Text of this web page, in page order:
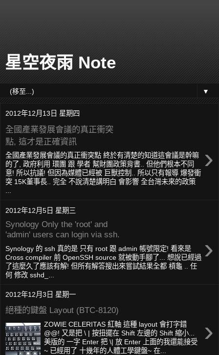
星空夜雨 Note
▼
2012年12月13日 星期四
全國產業發展會議的真正衝突
點, 這才是正確資訊
›
全國產業發展會議的真正衝突點 終於有清楚的知道這會議是幹嘛
的了, 政府利用 環團 跟 學者 幫財團政策背書.. 但他們根本不同
意! 所以抗議! 但因為媒體已經被 巨獸控制.. 所以只有報導 爆發衝
突 15K董事長.. 完全 不說清楚講明白 會影響 全台灣未來的政策
...
2012年12月5日 星期三
Synology Only the 'root' and
'admin' users can login via ssh.
›
Synology 的 ssh 真的是 只有 root 跟 admin 帳號限定! 看來是
Cross compiler 前 OpenSSH source 就被動手腳了... 想說已經過
了這麼久了應該有解! 但所有解答搜出來嘗試結果全都 槓龜 .. 任
何 修改 sshd_...
2012年12月3日 星期一
絕種的鍵盤 Layout (BTC-8120)
›
ZOWIE CELERITAS 紅軸 這種 layout 會打字錯
@@! 又是把 \ | 按扭擺在 Shift 左邊的 Shift 縮小...
美版的 一字 Enter 把 \| 放 Enter 上面的我還能接受
~ 已經用了 十幾年的人體工學鍵盤~ 在...